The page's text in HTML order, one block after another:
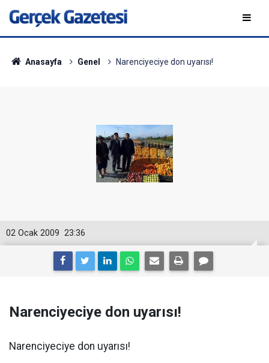
Anasayfa Genel Narenciyeciye don uyarısı!
23:36
02 Ocak 2009
Narenciyeciye don uyarısı!
Narenciyeciye don uyarısı!